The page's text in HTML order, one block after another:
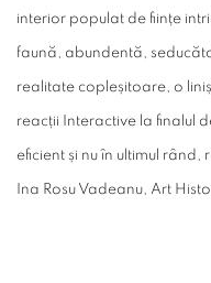
interior populat de ființe
faună, abundentă,
realitate copleșitoare, o
reacții Interactive la finalul
eficient și nu în ultimul rând,
Ina Rosu Vadeanu, Art